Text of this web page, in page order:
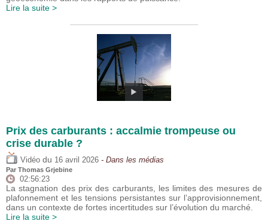
Lire la suite >
Prix des carburants : accalmie trompeuse ou
crise durable ?
Vidéo du 16 avril 2026 - Dans les médias
Par Thomas Grjebine
02:56:23
La stagnation des prix des carburants, les limites des mesures de
plafonnement et les tensions persistantes sur l’approvisionnement,
dans un contexte de fortes incertitudes sur l’évolution du marché.
Lire la suite >